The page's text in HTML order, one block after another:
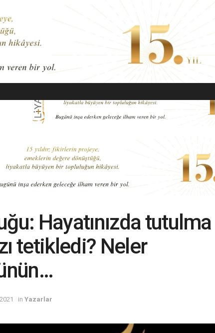
EKONOMI MODA GÜZELLIK YAŞAM
Hayatınızda tutulma
tetikledi? Neler
in Yazarlar